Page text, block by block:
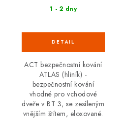
1 - 2 dny
ACT bezpečnostní kování
ATLAS (hliník) -
bezpečnostní kování
vhodné pro vchodové
dveře v BT 3, se zesíleným
vnějším štítem, eloxované.